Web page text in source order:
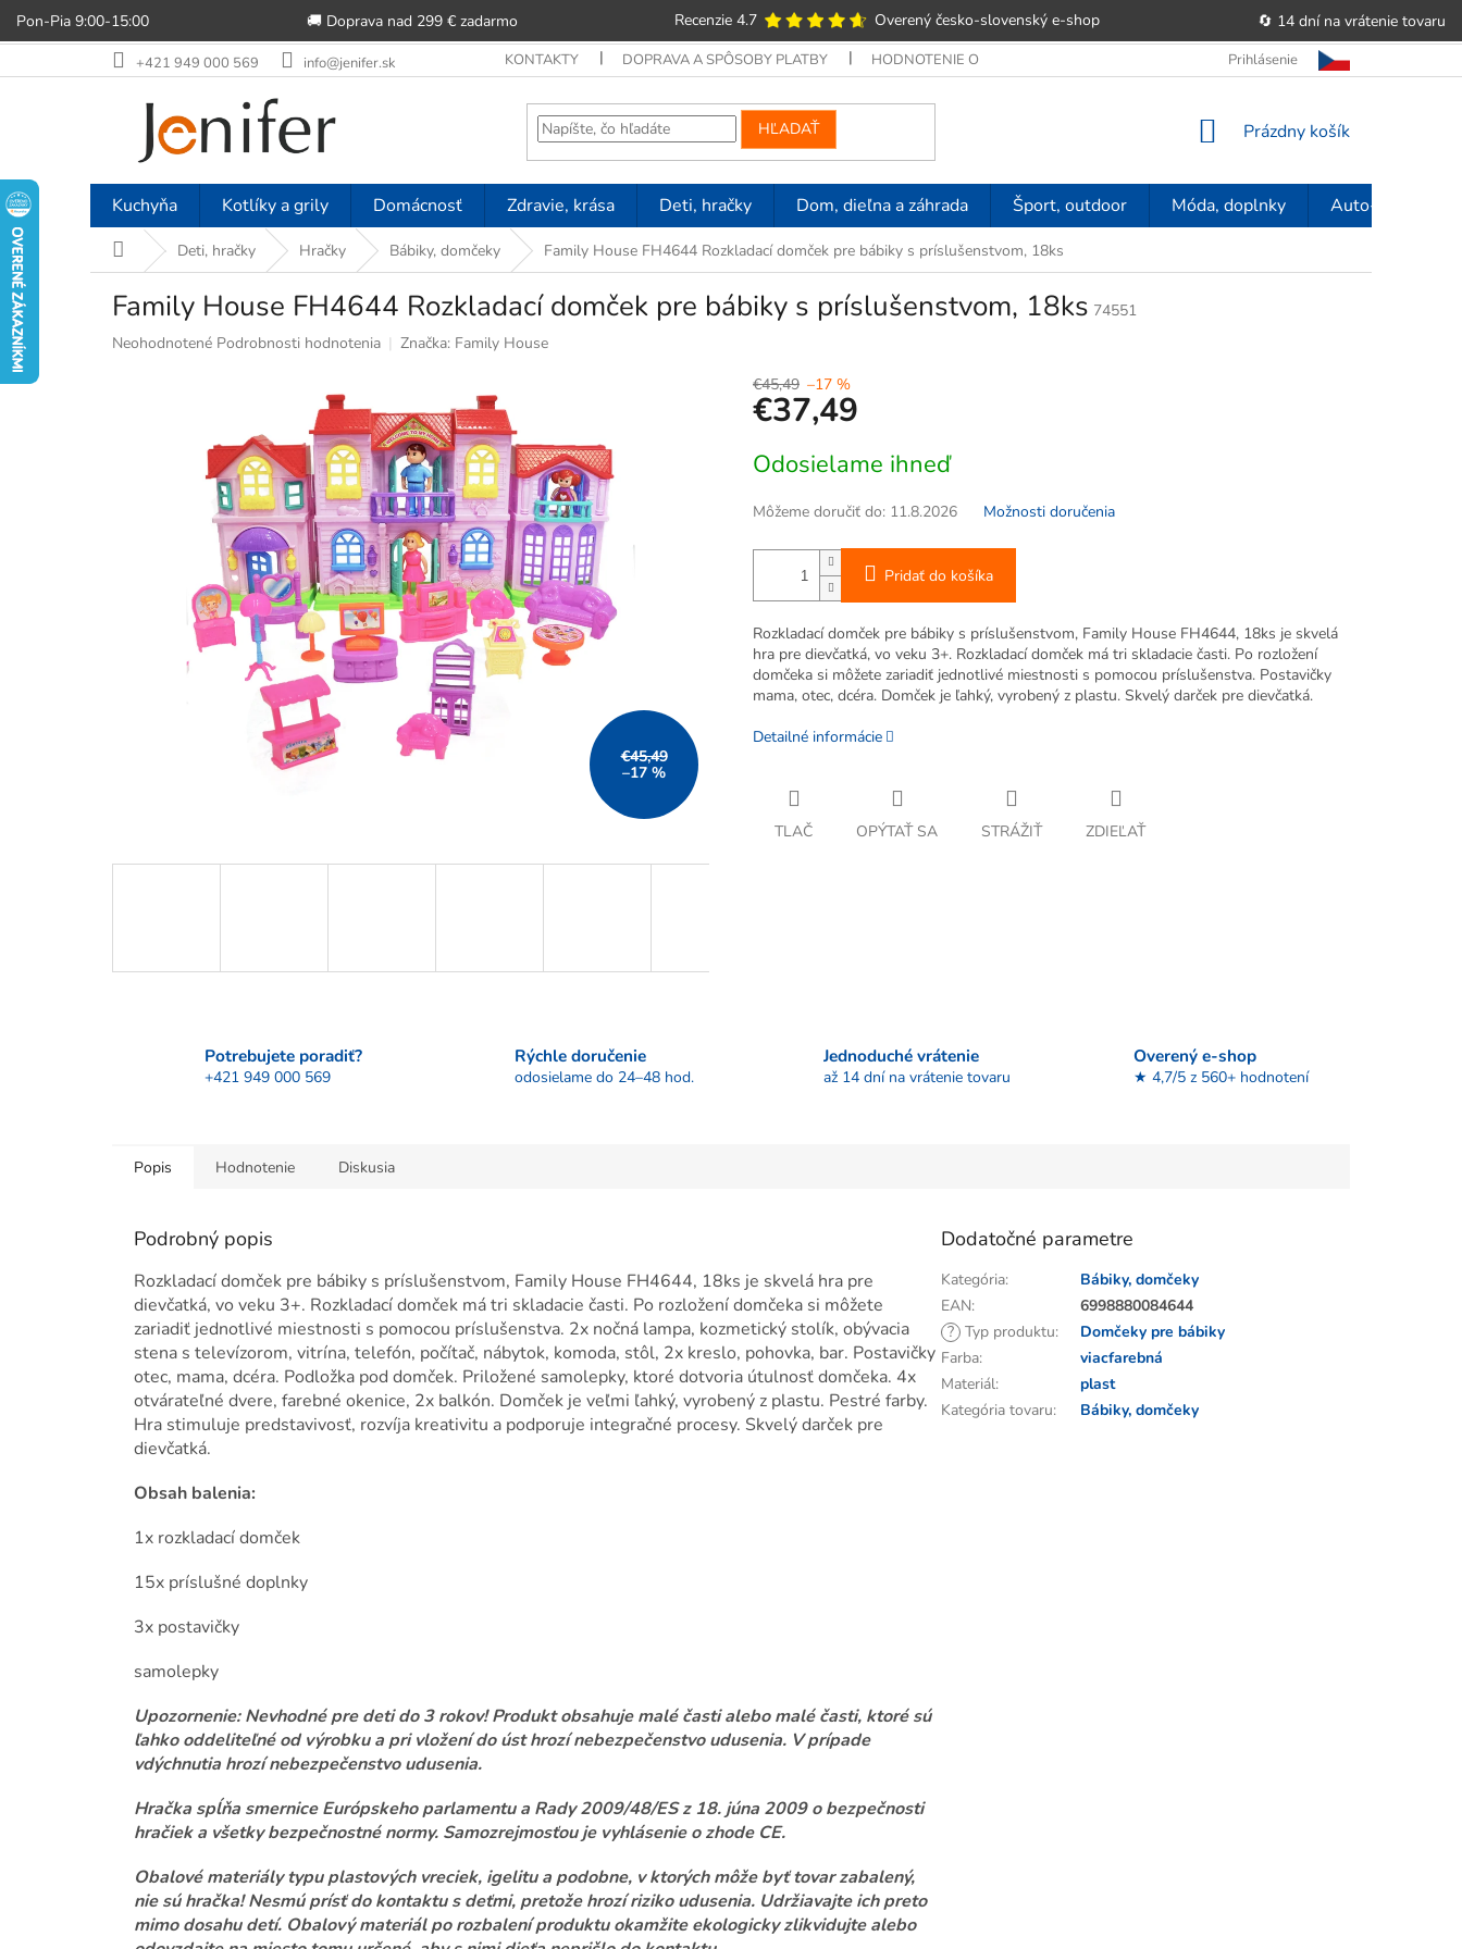
Pon-Pia 9:00-15:00 🚚 Doprava nad 299 € zadarmo Recenzie 4.7 Overený česko-slovenský e‑shop
🔄 14 dní na vrátenie tovaru
na
+421 949 000 569 info@jenifer.sk KONTAKTY DOPRAVA A SPÔSOBY PLATBY HODNOTENIE OBCHODU OBCHODNÉ PODMIENKY POUČENIE O PRÁVE
Prihlásenie
HĽADAŤ
NÁKUPNÝ
Prázdny košík
Kuchyňa Kotlíky a grily Domácnosť Zdravie, krása Deti, hračky Dom, dieľna a záhrada Šport, outdoor Móda, doplnky Auto-moto
DomovDeti, hračky Hračky Bábiky, domčeky Family House FH4644 Rozkladací domček pre bábiky s príslušenstvom, 18ks
Family House FH4644 Rozkladací domček pre bábiky s príslušenstvom, 18ks 74551
Priemerné
Neohodnotené Podrobnosti hodnotenia Značka: Family House
€45,49
–17 %
€45,49 –17 %
€37,49
cena:
Odosielame ihneď
Môžeme doručiť do: 11.8.2026 Možnosti doručenia
Pridať do košíka
Rozkladací domček pre bábiky s príslušenstvom, Family House FH4644, 18ks je skvelá
hra pre dievčatká, vo veku 3+. Rozkladací domček má tri skladacie časti. Po rozložení
domčeka si môžete zariadiť jednotlivé miestnosti s pomocou príslušenstva. Postavičky
mama, otec, dcéra. Domček je ľahký, vyrobený z plastu. Skvelý darček pre dievčatká.
Detailné informácie
TLAČ OPÝTAŤ SA STRÁŽIŤ ZDIEĽAŤ
Potrebujete poradiť?
+421 949 000 569
Rýchle doručenie
odosielame do 24–48 hod.
Jednoduché vrátenie
až 14 dní na vrátenie tovaru
Overený e-shop
★ 4,7/5 z 560+ hodnotení
Popis Hodnotenie Diskusia
Podrobný popis
Rozkladací domček pre bábiky s príslušenstvom, Family House FH4644, 18ks je skvelá hra pre
dievčatká, vo veku 3+. Rozkladací domček má tri skladacie časti. Po rozložení domčeka si môžete
zariadiť jednotlivé miestnosti s pomocou príslušenstva. 2x nočná lampa, kozmetický stolík, obývacia
stena s televízorom, vitrína, telefón, počítač, nábytok, komoda, stôl, 2x kreslo, pohovka, bar. Postavičky
otec, mama, dcéra. Podložka pod domček. Priložené samolepky, ktoré dotvoria útulnosť domčeka. 4x
otvárateľné dvere, farebné okenice, 2x balkón. Domček je veľmi ľahký, vyrobený z plastu. Pestré farby.
Hra stimuluje predstavivosť, rozvíja kreativitu a podporuje integračné procesy. Skvelý darček pre
dievčatká.
Obsah balenia:
1x rozkladací domček
15x príslušné doplnky
3x postavičky
samolepky
Upozornenie: Nevhodné pre deti do 3 rokov! Produkt obsahuje malé časti alebo malé časti, ktoré sú
ľahko oddeliteľné od výrobku a pri vložení do úst hrozí nebezpečenstvo udusenia. V prípade
vdýchnutia hrozí nebezpečenstvo udusenia.
Hračka spĺňa smernice Európskeho parlamentu a Rady 2009/48/ES z 18. júna 2009 o bezpečnosti
hračiek a všetky bezpečnostné normy. Samozrejmosťou je vyhlásenie o zhode CE.
Obalové materiály typu plastových vreciek, igelitu a podobne, v ktorých môže byť tovar zabalený,
nie sú hračka! Nesmú prísť do kontaktu s deťmi, pretože hrozí riziko udusenia. Udržiavajte ich preto
mimo dosahu detí. Obalový materiál po rozbalení produktu okamžite ekologicky zlikvidujte alebo
Dodatočné parametre
Kategória:
Bábiky, domčeky
EAN:
6998880084644
? Typ produktu:
Domčeky pre bábiky
Farba:
viacfarebná
Materiál:
plast
Kategória tovaru: Bábiky, domčeky